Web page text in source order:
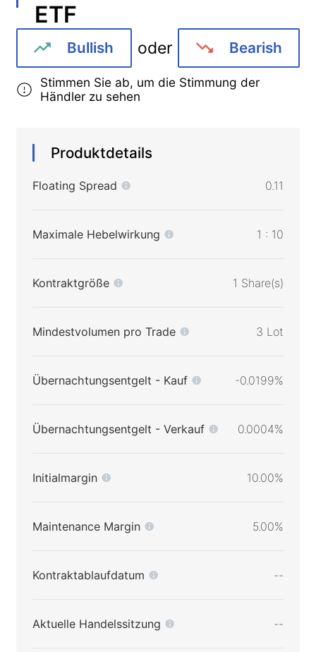
ETF
Bullish oder Bearish
Stimmen Sie ab, um die Stimmung der
Händler zu sehen
Produktdetails
Floating Spread 0.11
Maximale Hebelwirkung 1 : 10
Kontraktgröße 1 Share(s)
Mindestvolumen pro Trade 3 Lot
Übernachtungsentgelt - Kauf -0.0199%
Übernachtungsentgelt - Verkauf 0.0004%
Initialmargin 10.00%
Maintenance Margin 5.00%
Kontraktablaufdatum --
Aktuelle Handelssitzung --